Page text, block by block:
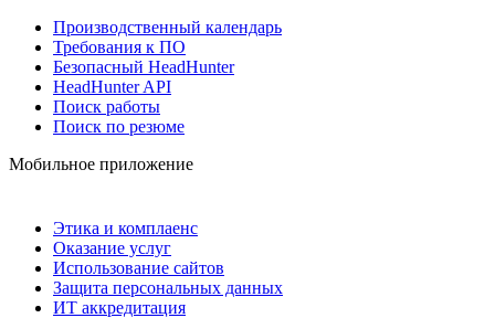
Производственный календарь
Требования к ПО
Безопасный HeadHunter
HeadHunter API
Поиск работы
Поиск по резюме
Мобильное приложение
Этика и комплаенс
Оказание услуг
Использование сайтов
Защита персональных данных
ИТ аккредитация